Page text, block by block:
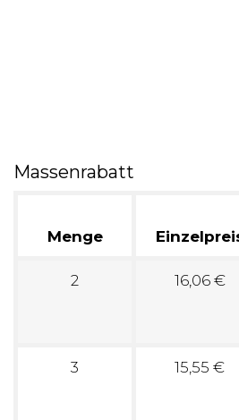
Massenrabatt
Menge
2 16,06 €
3 15,55 €